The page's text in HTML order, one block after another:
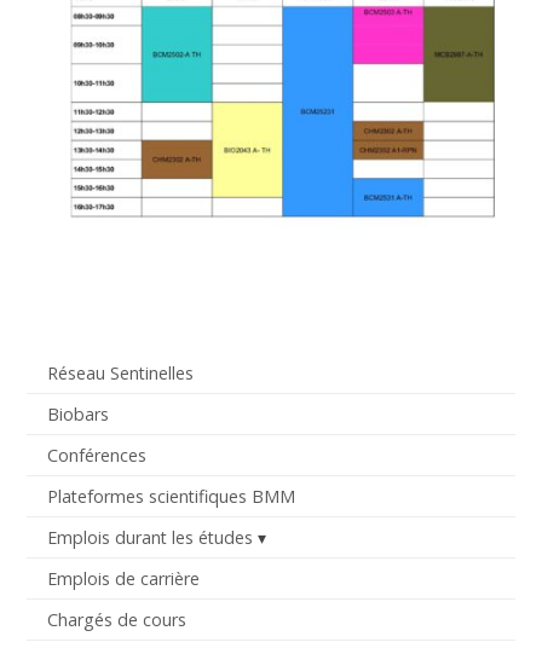
Réseau Sentinelles
Biobars
Conférences
Plateformes scientifiques BMM
Emplois durant les études
Emplois de carrière
Chargés de cours